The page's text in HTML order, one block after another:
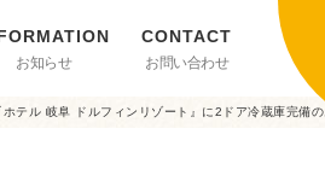
お知らせ お問い合わせ
テル 岐阜 ドルフィンリゾート』に2ドア冷蔵庫完備の